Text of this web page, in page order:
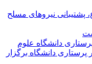
نیرو‌های مسلح
دانشگاه علوم
دانشگاه برگزار